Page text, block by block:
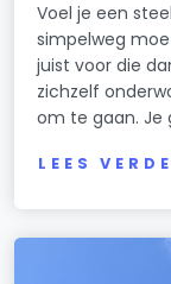
Voel je een
simpelweg
juist voor die
zichzelf
om te gaan. Je
LEES